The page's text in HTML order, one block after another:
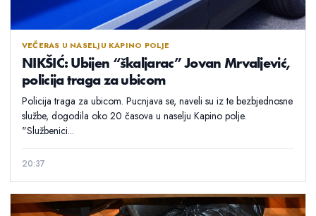
VEČERAS U NASELJU KAPINO POLJE
NIKŠIĆ: Ubijen “škaljarac” Jovan Mrvaljević,
policija traga za ubicom
Policija traga za ubicom. Pucnjava se, naveli su iz te bezbjednosne
službe, dogodila oko 20 časova u naselju Kapino polje.
"Službenici...
20:37